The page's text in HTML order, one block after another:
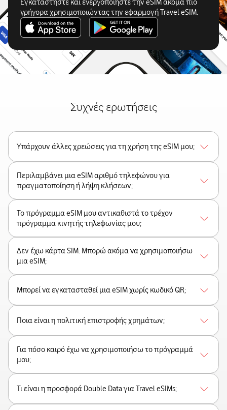
Εγκαταστήστε και ενεργοποιήστε την eSIM ακόμα πιο
γρήγορα χρησιμοποιώντας την εφαρμογή Travel eSIM.
Συχνές ερωτήσεις
Υπάρχουν άλλες χρεώσεις για τη χρήση της eSIM μου;
Περιλαμβάνει μια eSIM αριθμό τηλεφώνου για
πραγματοποίηση ή λήψη κλήσεων;
Το πρόγραμμα eSIM μου αντικαθιστά το τρέχον
πρόγραμμα κινητής τηλεφωνίας μου;
Δεν έχω κάρτα SIM. Μπορώ ακόμα να χρησιμοποιήσω
μια eSIM;
Μπορεί να εγκατασταθεί μια eSIM χωρίς κωδικό QR;
Ποια είναι η πολιτική επιστροφής χρημάτων;
Για πόσο καιρό έχω να χρησιμοποιήσω το πρόγραμμά
μου;
Τι είναι η προσφορά Double Data για Travel eSIMs;